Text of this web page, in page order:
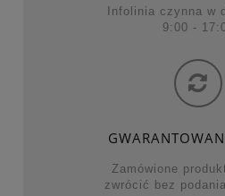
Infolinia czynna w
9:00 -
Zamówione
zwrócić bez